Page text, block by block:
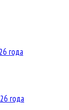
года
года